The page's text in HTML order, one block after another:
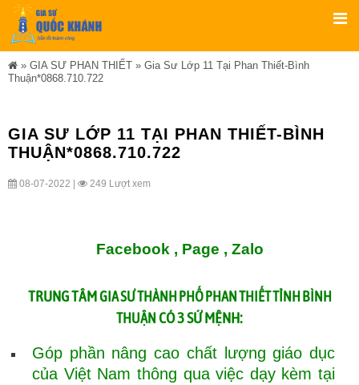
» GIA SƯ PHAN THIẾT » Gia Sư Lớp 11 Tại Phan Thiết-Bình
Thuận*0868.710.722
GIA SƯ LỚP 11 TẠI PHAN THIẾT-BÌNH
THUẬN*0868.710.722
08-07-2022 | 249 Lượt xem
Facebook , Page , Zalo
TRUNG TÂMGIA SƯ THÀNH PHỐ PHAN THIẾT TỈNH BÌNH
THUẬN CÓ 3 SỨ MỆNH:
Góp phần nâng cao chất lượng giáo dục
của Việt Nam thông qua việc dạy kèm tại